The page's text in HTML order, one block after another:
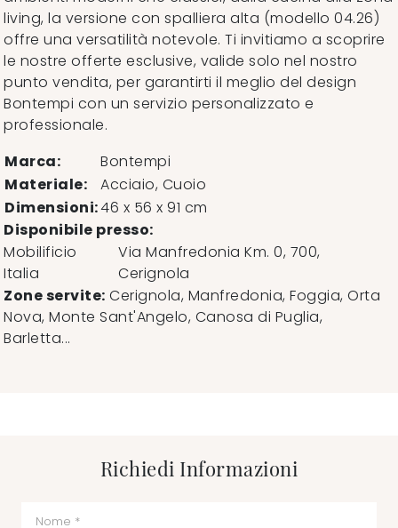
living, la versione con spalliera alta (modello 04.26)
offre una versatilità notevole. Ti invitiamo a scoprire
le nostre offerte esclusive, valide solo nel nostro
punto vendita, per garantirti il meglio del design
Bontempi con un servizio personalizzato e
professionale.
Marca:
Bontempi
Materiale:
Acciaio, Cuoio
Dimensioni:46 x 56 x 91 cm
Disponibile presso:
Mobilificio
Italia
Via Manfredonia Km. 0, 700,
Cerignola
Zone servite: Cerignola, Manfredonia, Foggia, Orta
Nova, Monte Sant'Angelo, Canosa di Puglia,
Barletta...
Richiedi Informazioni